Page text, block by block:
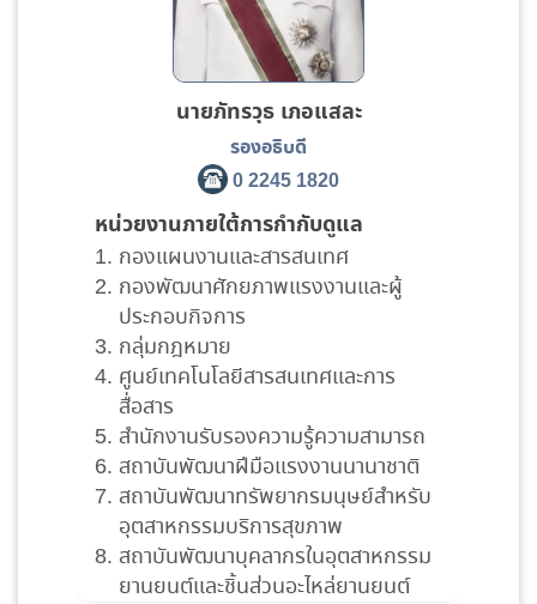
นายภัทรวุธ เภอแสละ
รองอธิบดี
0 2245 1820
หน่วยงานภายใต้การกำกับดูแล
กองแผนงานและสารสนเทศ
กองพัฒนาศักยภาพแรงงานและผู้
ประกอบกิจการ
กลุ่มกฎหมาย
ศูนย์เทคโนโลยีสารสนเทศและการ
สื่อสาร
สำนักงานรับรองความรู้ความสามารถ
สถาบันพัฒนาฝีมือแรงงานนานาชาติ
สถาบันพัฒนาทรัพยากรมนุษย์สำหรับ
อุตสาหกรรมบริการสุขภาพ
สถาบันพัฒนาบุคลากรในอุตสาหกรรม
ยานยนต์และชิ้นส่วนอะไหล่ยานยนต์